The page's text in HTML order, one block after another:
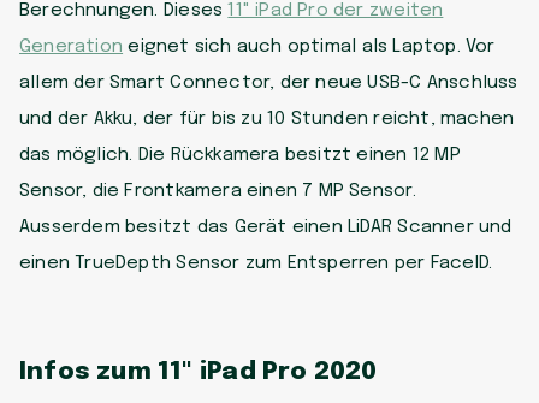
Berechnungen. Dieses11" iPad Pro der zweiten
Generation eignet sich auch optimal als Laptop. Vor
allem der Smart Connector, der neue USB-C Anschluss
und der Akku, der für bis zu 10 Stunden reicht, machen
das möglich. Die Rückkamera besitzt einen 12 MP
Sensor, die Frontkamera einen 7 MP Sensor.
Ausserdem besitzt das Gerät einen LiDAR Scanner und
einen TrueDepth Sensor zum Entsperren per FaceID.
Infos zum 11" iPad Pro 2020